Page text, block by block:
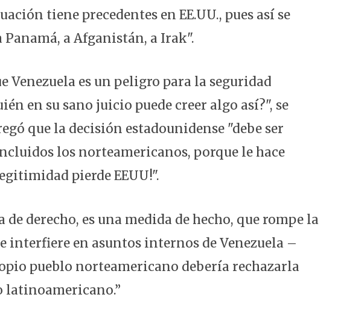
tiene precedentes en EE.UU., pues así se
a Afganistán, a Irak".
Venezuela es un peligro para la seguridad
en su sano juicio puede creer algo así?", se
que la decisión estadounidense "debe ser
los norteamericanos, porque le hace
pierde EEUU!".
de derecho, es una medida de hecho, que rompe la
interfiere en asuntos internos de Venezuela –
pueblo norteamericano debería rechazarla
latinoamericano.”